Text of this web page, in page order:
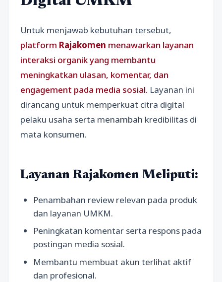
Untuk menjawab kebutuhan tersebut,
platform Rajakomen menawarkan layanan
interaksi organik yang membantu
meningkatkan ulasan, komentar, dan
engagement pada media sosial. Layanan ini
dirancang untuk memperkuat citra digital
pelaku usaha serta menambah kredibilitas di
mata konsumen.
Layanan Rajakomen Meliputi:
Penambahan review relevan pada produk
dan layanan UMKM.
Peningkatan komentar serta respons pada
postingan media sosial.
Membantu membuat akun terlihat aktif
dan profesional.